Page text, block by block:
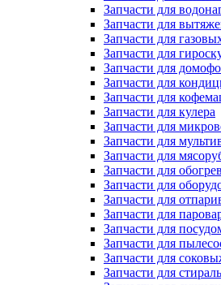
Запчасти для
Запчасти для
Запчасти для
Запчасти для
Запчасти для
Запчасти для
Запчасти для
Запчасти для кулера
Запчасти для
Запчасти для
Запчасти для
Запчасти для
Запчасти для
Запчасти для
Запчасти для
Запчасти для
Запчасти для
Запчасти для
Запчасти для